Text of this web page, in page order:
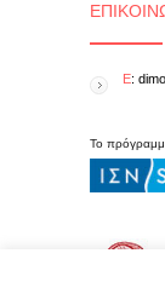
E:
Το